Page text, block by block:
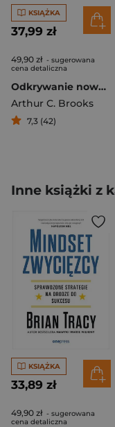
KSIĄŻKA
37,99 zł
49,90 zł - sugerowana
cena detaliczna
Odkrywanie nowej mocy. W poszukiwaniu spełnienia, harmonii i celu w drugim rozdziale życia
Arthur C. Brooks
7,3 (42)
Inne książki z
KSIĄŻKA
33,89 zł
49,90 zł - sugerowana
cena detaliczna